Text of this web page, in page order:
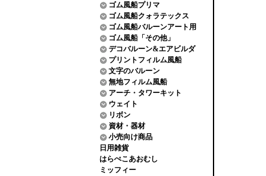
ゴム風船プリマ
ゴム風船クォラテックス
ゴム風船バルーンアート用
ゴム風船「その他」
デコバルーン&エアビルダ
プリントフィルム風船
文字のバルーン
無地フィルム風船
アーチ・タワーキット
ウェイト
リボン
資材・器材
小売向け商品
日用雑貨
はらぺこあおむし
ミッフィー